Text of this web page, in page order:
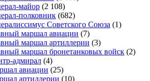
майор (2 108)
полковник (682)
Советского Союза (1)
маршал авиации (7)
маршал артиллерии (3)
маршал бронетанковых войск (2)
адмирал (4)
авиации (25)
артиллерии (10)